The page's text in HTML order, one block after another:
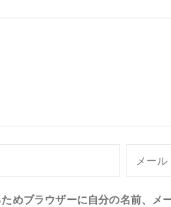
めブラウザーに自分の名前、メ